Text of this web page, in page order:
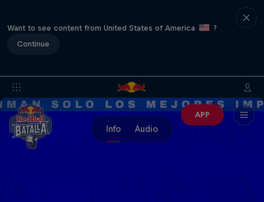
Want to see content from United States of America
?
Continue
APP
Info Audio